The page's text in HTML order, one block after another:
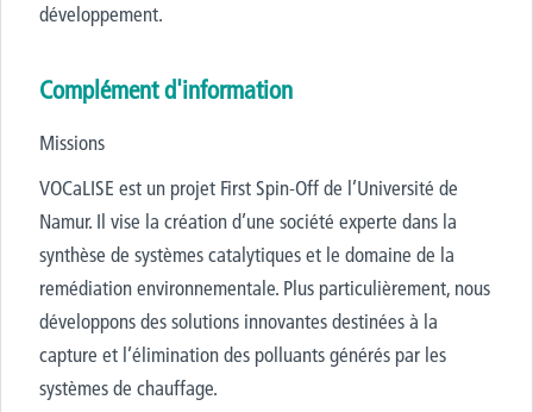
développement.
Complément d'information
Missions
VOCaLISE est un projet First Spin-Off de l’Université de
Namur. Il vise la création d’une société experte dans la
synthèse de systèmes catalytiques et le domaine de la
remédiation environnementale. Plus particulièrement, nous
développons des solutions innovantes destinées à la
capture et l’élimination des polluants générés par les
systèmes de chauffage.